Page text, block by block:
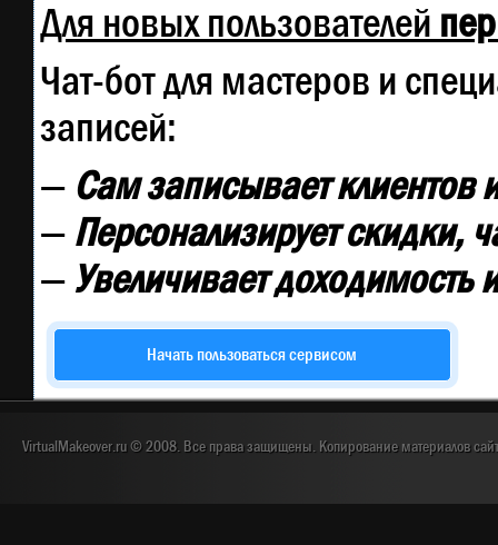
Для новых пользователей
Чат-бот для мастеров и
записей:
— Сам записывает клиентов
— Персонализирует скидки,
— Увеличивает доходимость
Начать пользоваться сервисом
VirtualMakeover.ru © 2008. Все права защищены. Копирование материалов